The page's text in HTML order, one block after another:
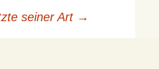
seiner Art →